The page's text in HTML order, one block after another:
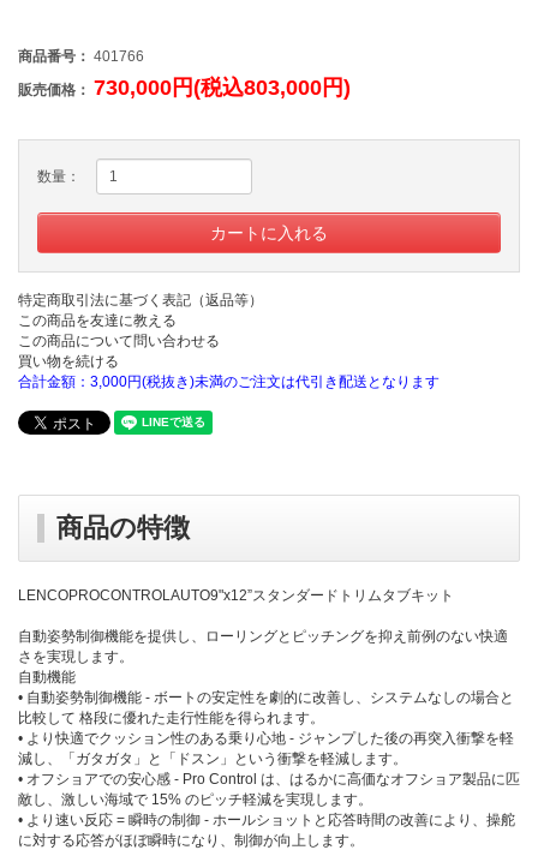
商品番号： 401766
販売価格： 730,000円(税込803,000円)
数量：
特定商取引法に基づく表記（返品等）
この商品を友達に教える
この商品について問い合わせる
買い物を続ける
合計金額：3,000円(税抜き)未満のご注文は代引き配送となります
商品の特徴
LENCOPROCONTROLAUTO9"x12”スタンダードトリムタブキット
自動姿勢制御機能を提供し、ローリングとピッチングを抑え前例のない快適
さを実現します。
自動機能
• 自動姿勢制御機能 - ボートの安定性を劇的に改善し、システムなしの場合と
比較して 格段に優れた走行性能を得られます。
• より快適でクッション性のある乗り心地 - ジャンプした後の再突入衝撃を軽
減し、「ガタガタ」と「ドスン」という衝撃を軽減します。
• オフショアでの安心感 - Pro Control は、はるかに高価なオフショア製品に匹
敵し、激しい海域で 15% のピッチ軽減を実現します。
• より速い反応 = 瞬時の制御 - ホールショットと応答時間の改善により、操舵
に対する応答がほぼ瞬時になり、制御が向上します。